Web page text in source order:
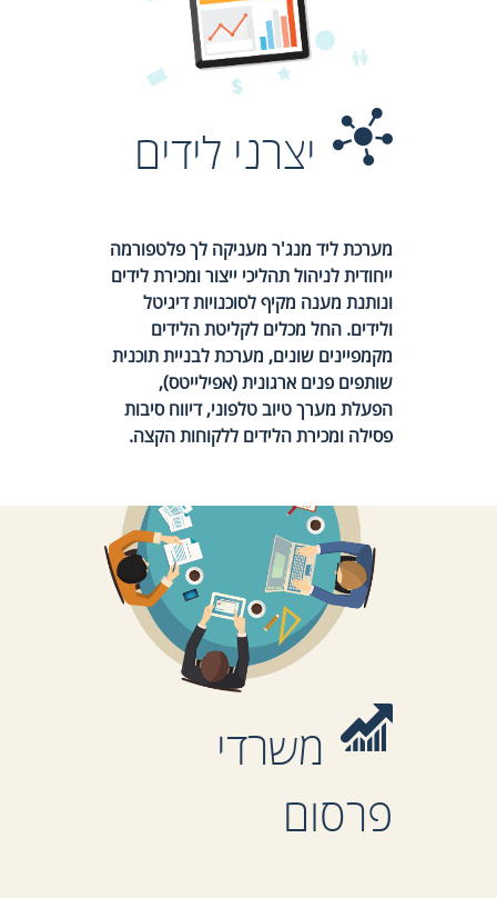
יצרני לידים
מערכת ליד מנג'ר מעניקה לך פלטפורמה
ייחודית לניהול תהליכי ייצור ומכירת לידים
ונותנת מענה מקיף לסוכנויות דיגיטל
ולידים. החל מכלים לקליטת הלידים
מקמפיינים שונים, מערכת לבניית תוכנית
שותפים פנים ארגונית (אפילייטס),
הפעלת מערך טיוב טלפוני, דיווח סיבות
פסילה ומכירת הלידים ללקוחות הקצה.
משרדי
פרסום